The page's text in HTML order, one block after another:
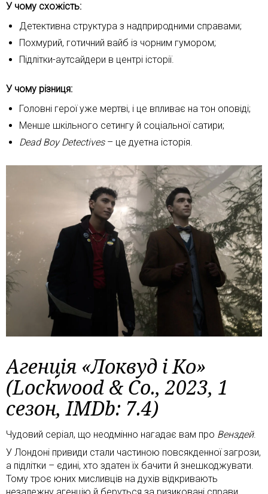
У чому схожість:
Детективна структура з надприродними справами;
Похмурий, готичний вайб із чорним гумором;
Підлітки-аутсайдери в центрі історії.
У чому різниця:
Головні герої уже мертві, і це впливає на тон оповіді;
Менше шкільного сетингу й соціальної сатири;
Dead Boy Detectives– це дуетна історія.
Агенція «Локвуд і Ко»
(Lockwood & Co., 2023, 1
сезон, IMDb: 7.4)
Чудовий серіал, що неодмінно нагадає вам про Венздей.
У Лондоні привиди стали частиною повсякденної загрози,
а підлітки – єдині, хто здатен їх бачити й знешкоджувати.
Тому троє юних мисливців на духів відкривають
незалежну агенцію й беруться за ризиковані справи.